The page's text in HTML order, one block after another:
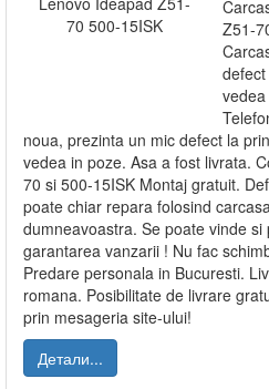
Z51-
noua, prezinta un mic defect la
vedea in poze. Asa a fost livrata.
70 si 500-15ISK Montaj gratuit.
poate chiar repara folosind
dumneavoastra. Se poate vinde
garantarea vanzarii ! Nu fac
Predare personala in Bucuresti.
romana. Posibilitate de livrare
prin mesageria site-ului!
Детали...